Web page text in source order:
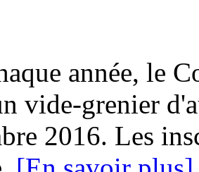
année, le
vide-grenier
2016. Les